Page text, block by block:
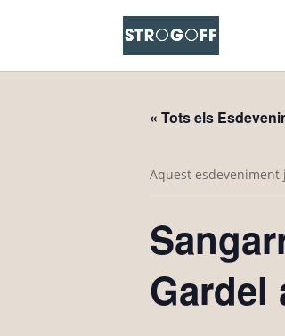
« Tots els
Aquest esdeveniment
Gardel